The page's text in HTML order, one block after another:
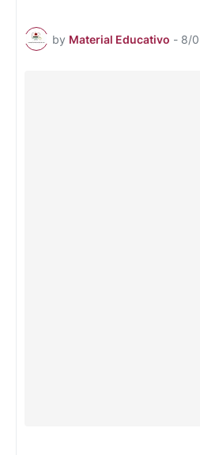
by Material Educativo - 8/